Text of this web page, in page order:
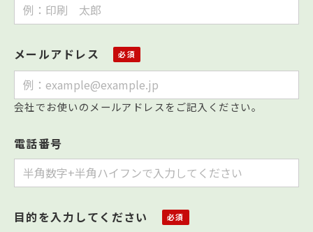
メールアドレス
会社でお使いのメールアドレスをご記入ください。
電話番号
目的を入力してください